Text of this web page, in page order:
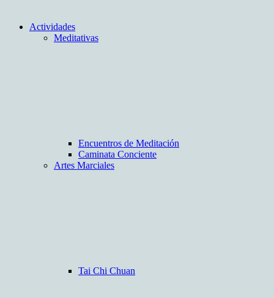
Actividades
Meditativas
Encuentros de Meditación
Caminata Conciente
Artes Marciales
Tai Chi Chuan